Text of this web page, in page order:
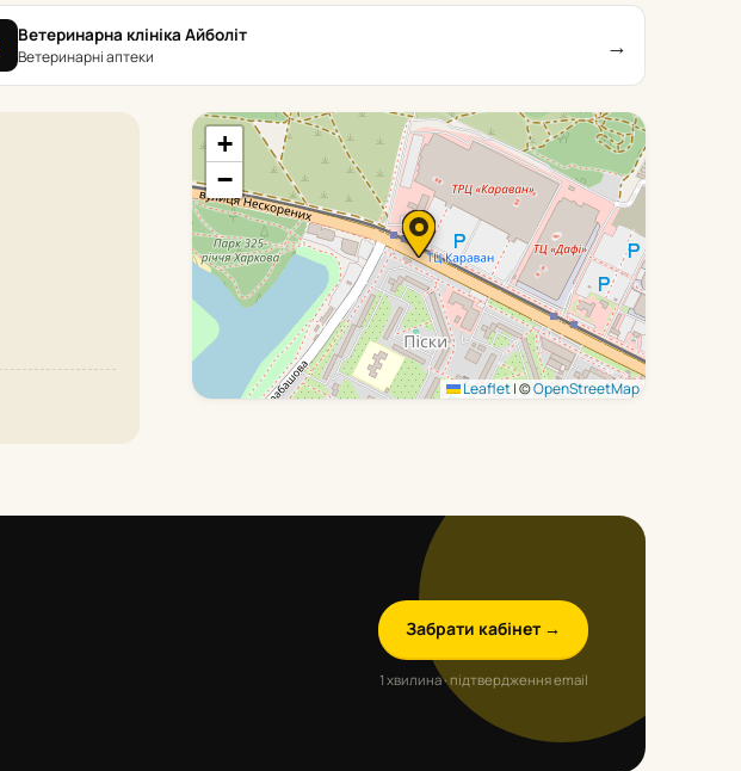
Ветеринарна клініка Айболіт
Ветеринарні аптеки →
+
−
Leaflet|©OpenStreetMap
Забрати кабінет →
1 хвилина · підтвердження email